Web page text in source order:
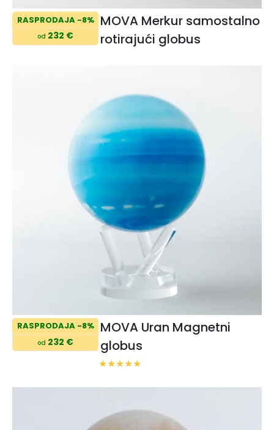
RASPRODAJA -8%
od 232 €
MOVA Merkur samostalno
rotirajući globus
RASPRODAJA -8%
od 232 €
MOVA Uran Magnetni
globus